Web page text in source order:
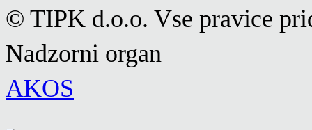
© TIPK d.o.o. Vse pravice
Nadzorni organ
AKOS